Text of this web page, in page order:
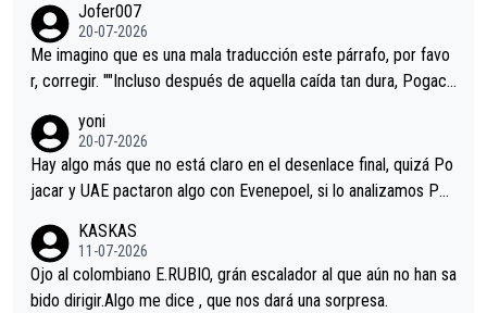
Minguez, Velez etc etc.Me da pena vivir estos momentos tan
tristes sin victorias.
Jofer007
20-07-2026
Me imagino que es una mala traducción este párrafo, por favo
r, corregir. ""Incluso después de aquella caída tan dura, Pogaca
permaneció pegado a su rueda. Parecía increíble la forma en l
a que era capaz de controlar el miedo", recordó."
yoni
20-07-2026
Hay algo más que no está claro en el desenlace final, quizá Po
jacar y UAE pactaron algo con Evenepoel, si lo analizamos Poj
i sin pedalear, luego está el saludo con Evenepoel dándose la
mano de una manera muy fraternal, más allá de los típicos toqu
es en el hombro con que saludaba a Vingegard. Ahí hubo una in
KASKAS
11-07-2026
Ojo al colombiano E.RUBIO, grán escalador al que aún no han sa
bido dirigir.Algo me dice , que nos dará una sorpresa.